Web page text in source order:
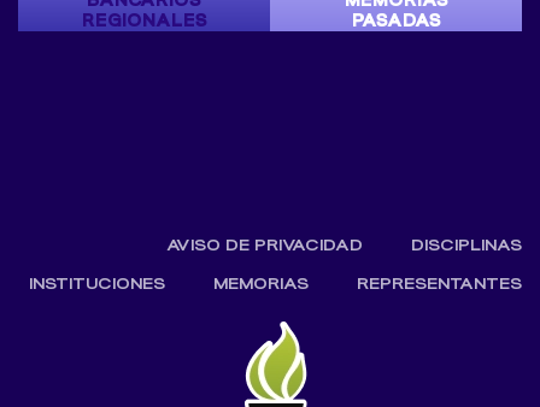
REGIONALES
PASADAS
AVISO DE PRIVACIDAD
DISCIPLINAS
INSTITUCIONES
MEMORIAS REPRESENTANTES